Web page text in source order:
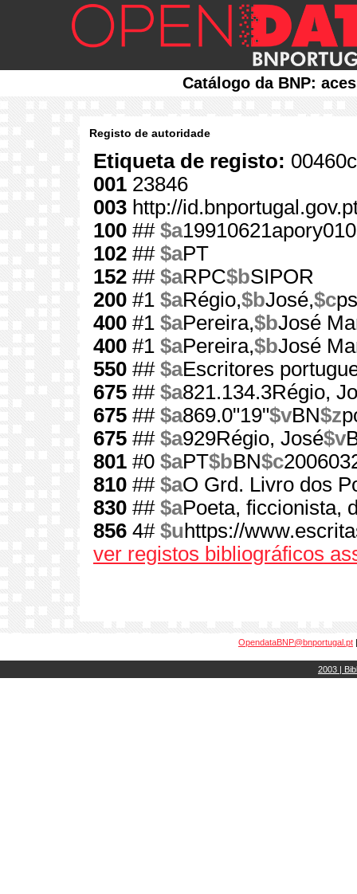
Catálogo da BNP:
Registo de autoridade
Etiqueta de registo:
001 23846
003 http://
100 ## $a
102 ## $aPT
152 ## $aRPC$bSIPOR
200 #1 $aRégio,$bJosé,$c
400 #1 $aPereira,$bJosé
400 #1 $aPereira,$bJosé
550 ## $aEscritores
675 ## $a821.134.3Régio,
675 ## $a869.0"19"$vBN$z
675 ## $a929Régio, José$v
801 #0 $aPT$bBN$c
810 ## $aO Grd. Livro dos
830 ## $aPoeta, ficcionista,
856 4# $u https://
ver registos bibliográficos
OpendataBNP@bnportugal.pt
2003 |